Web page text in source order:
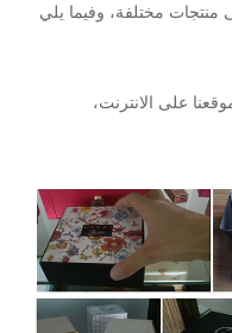
منتجات مختلفة، وفيما يلي
على الانترنت،